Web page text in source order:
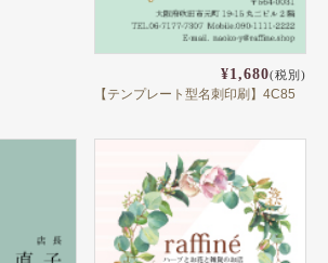
¥1,680(税別)
【テンプレート型名刺印刷】4C85